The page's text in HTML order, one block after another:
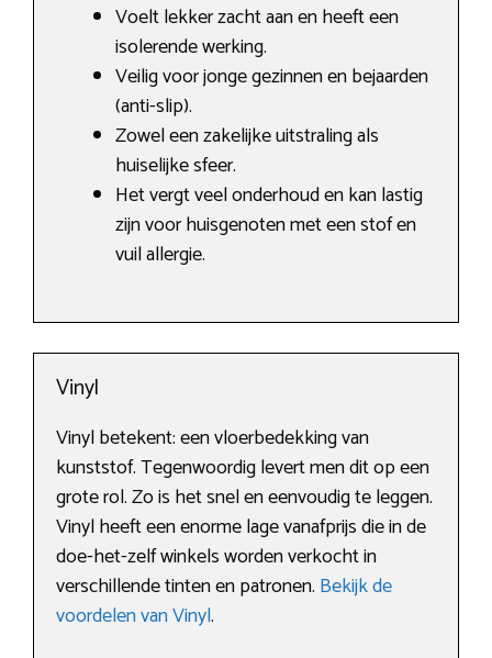
Voelt lekker zacht aan en heeft een
isolerende werking.
Veilig voor jonge gezinnen en bejaarden
(anti-slip).
Zowel een zakelijke uitstraling als
huiselijke sfeer.
Het vergt veel onderhoud en kan lastig
zijn voor huisgenoten met een stof en
vuil allergie.
Vinyl
Vinyl betekent: een vloerbedekking van
kunststof. Tegenwoordig levert men dit op een
grote rol. Zo is het snel en eenvoudig te leggen.
Vinyl heeft een enorme lage vanafprijs die in de
doe-het-zelf winkels worden verkocht in
verschillende tinten en patronen. Bekijk de
voordelen van Vinyl.